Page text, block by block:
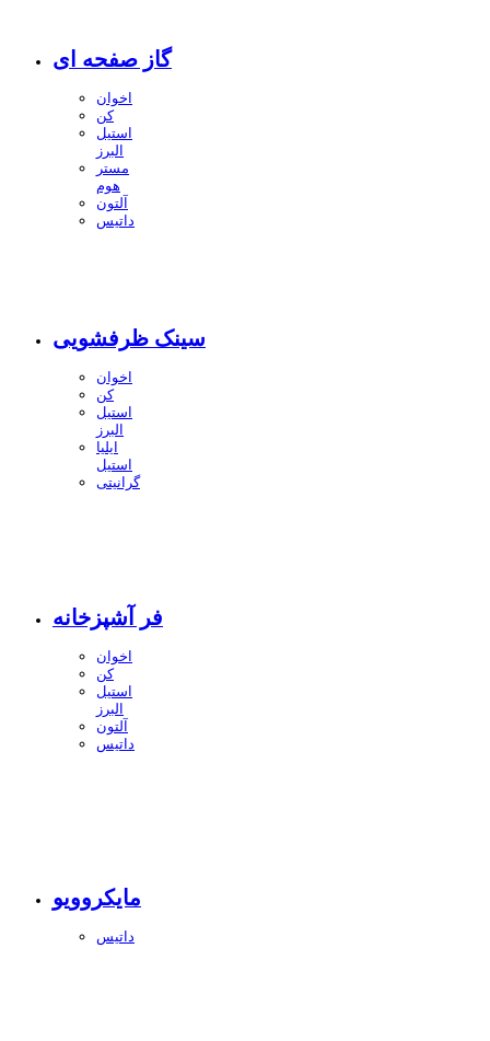
گاز صفحه ای
اخوان
کن
استیل
البرز
مستر
هوم
آلتون
داتیس
سینک ظرفشویی
اخوان
کن
استیل
البرز
ایلیا
استیل
گرانیتی
فر آشپزخانه
اخوان
کن
استیل
البرز
آلتون
داتیس
مایکروویو
داتیس